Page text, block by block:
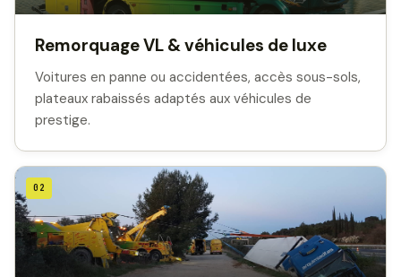
Remorquage VL & véhicules de luxe
Voitures en panne ou accidentées, accès sous-sols,
plateaux rabaissés adaptés aux véhicules de
prestige.
02